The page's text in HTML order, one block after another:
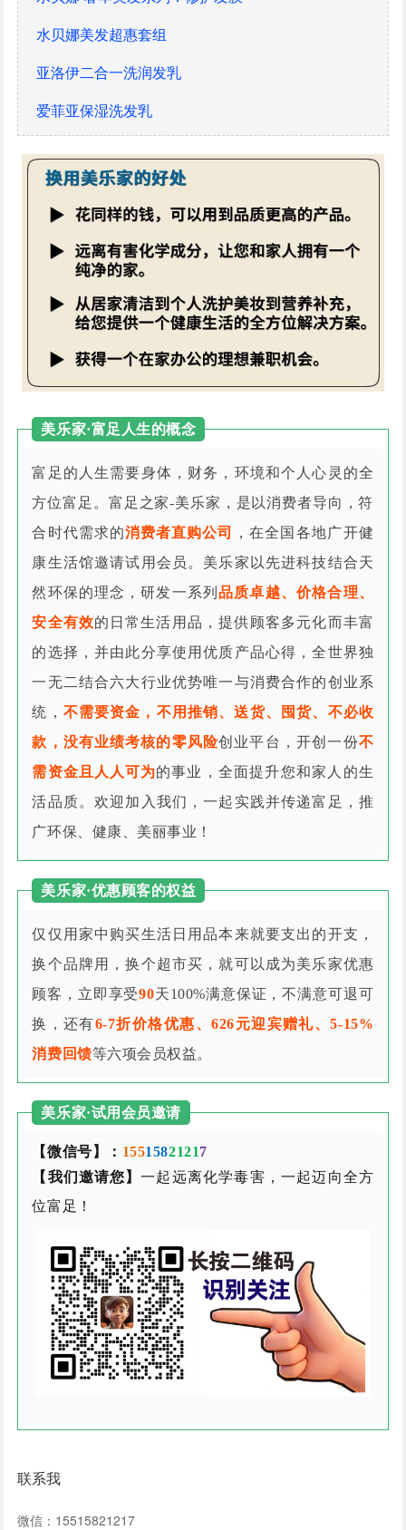
水贝娜美发超惠套组
亚洛伊二合一洗润发乳
爱菲亚保湿洗发乳
美乐家·富足人生的概念
富足的人生需要身体，财务，环境和个人心灵的全
方位富足。富足之家-美乐家，是以消费者导向，符
合时代需求的消费者直购公司
，在全国各地广开健
康生活馆邀请试用会员。美乐家以先进科技结合天
然环保的理念，研发一系列 品质卓越、价格合理、
安全有效的日常生活用品，提供顾客多元化而丰富
的选择，并由此分享使用优质产品心得，全世界独
一无二结合六大行业优势唯一与消费合作的创业系
统， 不需要资金，不用推销、送货、囤货、不必收
款，没有业绩考核的零风险创业平台，开创一份不
需资金且人人可为的事业，全面提升您和家人的生
活品质。欢迎加入我们，一起实践并传递富足，推
广环保、健康、美丽事业！
美乐家·优惠顾客的权益
仅仅用家中购买生活日用品本来就要支出的开支，
换个品牌用，换个超市买，就可以成为美乐家优惠
顾客，立即享受90天100%满意保证，不满意可退可
换，还有6-7折价格优惠、626元迎宾赠礼、5-15%
消费回馈等六项会员权益。
美乐家·试用会员邀请
【微信号】： 15515821217
【我们邀请您】一起远离化学毒害，一起迈向全方
位富足！
联系我
微信：15515821217